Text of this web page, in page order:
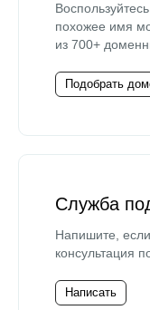
похожее имя
из 700+
Подобрать
Служба
Напишите,
консультация
Написать